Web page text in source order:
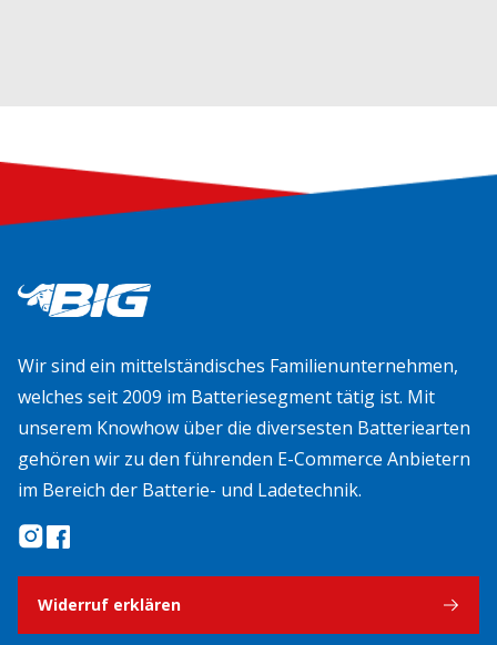
Wir sind ein mittelständisches Familienunternehmen,
welches seit 2009 im Batteriesegment tätig ist. Mit
unserem Knowhow über die diversesten Batteriearten
gehören wir zu den führenden E-Commerce Anbietern
im Bereich der Batterie- und Ladetechnik.
Widerruf erklären